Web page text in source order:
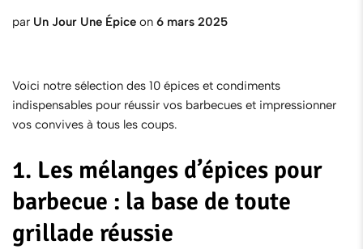
par Un Jour Une Épice on 6 mars 2025
Voici notre sélection des 10 épices et condiments
indispensables pour réussir vos barbecues et impressionner
vos convives à tous les coups.
1. Les mélanges d’épices pour
barbecue : la base de toute
grillade réussie